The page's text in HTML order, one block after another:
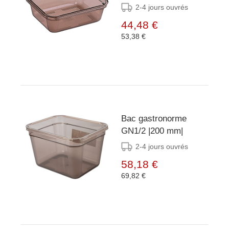
2-4 jours ouvrés
44,48 €
53,38 €
Bac gastronorme
GN1/2 |200 mm|
2-4 jours ouvrés
58,18 €
69,82 €